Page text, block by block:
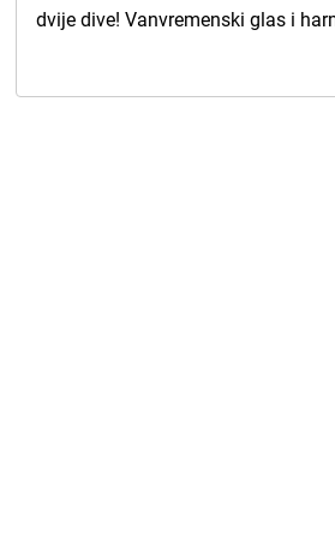
dvije dive! Vanvremenski glas i